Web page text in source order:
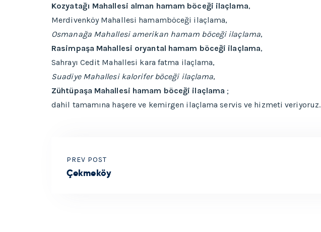
Kozyatağı Mahallesi alman hamam böceği ilaçlama,
Merdivenköy Mahallesi hamamböceği ilaçlama,
Osmanağa Mahallesi amerikan hamam böceği ilaçlama,
Rasimpaşa Mahallesi oryantal hamam böceği ilaçlama,
Sahrayı Cedit Mahallesi kara fatma ilaçlama,
Suadiye Mahallesi kalorifer böceği ilaçlama,
Zühtüpaşa Mahallesi hamam böceği ilaçlama ;
dahil tamamına haşere ve kemirgen ilaçlama servis ve hizmeti veriyoruz.
PREV POST
Çekmeköy